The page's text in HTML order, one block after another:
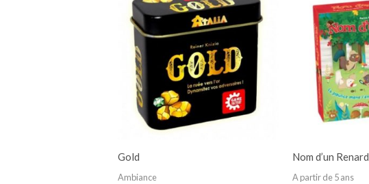
Gold
Ambiance
Nom d’un Renard
A partir de 5 ans